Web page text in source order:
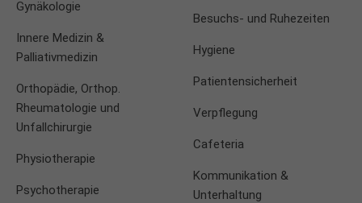
Gynäkologie
Innere Medizin &
Palliativmedizin
Orthopädie, Orthop.
Rheumatologie und
Unfallchirurgie
Physiotherapie
Psychotherapie
Besuchs- und Ruhezeiten
Hygiene
Patientensicherheit
Verpflegung
Cafeteria
Kommunikation &
Unterhaltung